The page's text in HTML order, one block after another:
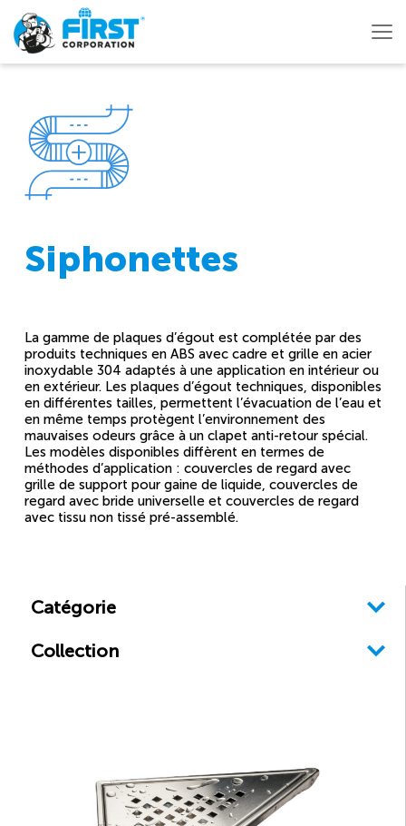
Siphonettes
La gamme de plaques d’égout est complétée par des
produits techniques en ABS avec cadre et grille en acier
inoxydable 304 adaptés à une application en intérieur ou
en extérieur. Les plaques d’égout techniques, disponibles
en différentes tailles, permettent l’évacuation de l’eau et
en même temps protègent l’environnement des
mauvaises odeurs grâce à un clapet anti-retour spécial.
Les modèles disponibles diffèrent en termes de
méthodes d’application : couvercles de regard avec
grille de support pour gaine de liquide, couvercles de
regard avec bride universelle et couvercles de regard
avec tissu non tissé pré-assemblé.